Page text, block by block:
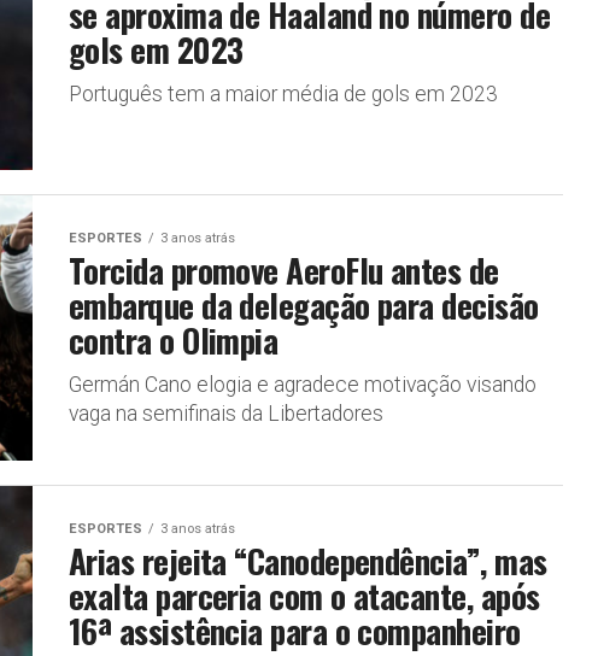
se aproxima de Haaland no número de
gols em 2023
Português tem a maior média de gols em 2023
ESPORTES 3 anos atrás
Torcida promove AeroFlu antes de
embarque da delegação para decisão
contra o Olimpia
Germán Cano elogia e agradece motivação visando
vaga na semifinais da Libertadores
ESPORTES 3 anos atrás
Arias rejeita “Canodependência”, mas
exalta parceria com o atacante, após
16ª assistência para o companheiro